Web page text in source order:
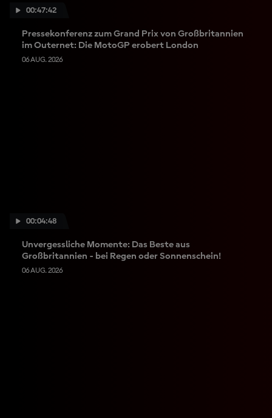
00:47:42
Pressekonferenz zum Grand Prix von Großbritannien
im Outernet: Die MotoGP erobert London
06 AUG. 2026
00:04:48
Unvergessliche Momente: Das Beste aus
Großbritannien - bei Regen oder Sonnenschein!
06 AUG. 2026